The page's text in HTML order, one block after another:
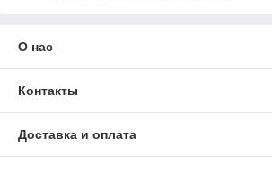
О нас
Контакты
Доставка и оплата